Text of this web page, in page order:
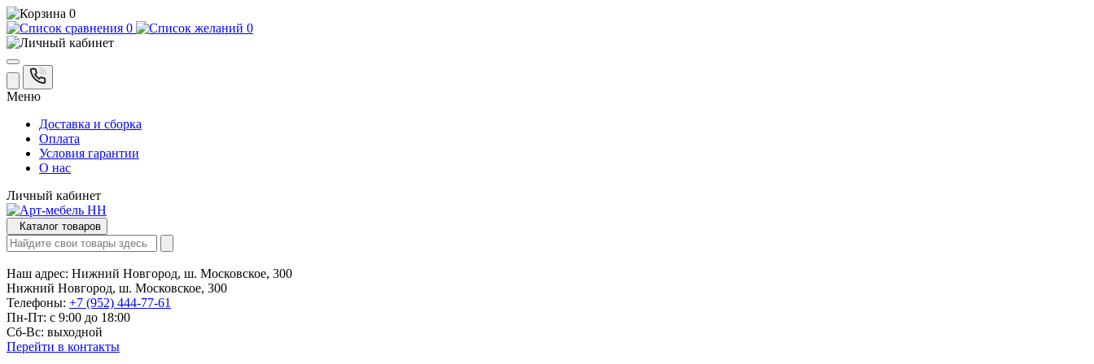
0
0
0
Меню
Доставка и сборка
Оплата
Условия гарантии
О нас
Личный кабинет
Каталог товаров
Наш адрес: Нижний Новгород, ш. Московское, 300
Нижний Новгород, ш. Московское, 300
Телефоны: +7 (952) 444-77-61
Пн-Пт: с 9:00 до 18:00
Сб-Вс: выходной
Перейти в контакты